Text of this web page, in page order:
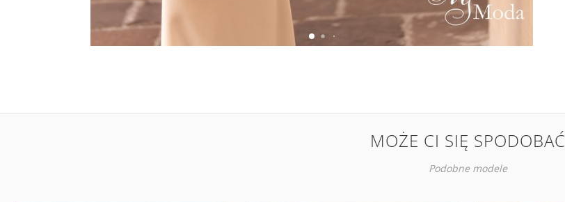
MOŻE CI SIĘ SPODOBAĆ
Podobne modele